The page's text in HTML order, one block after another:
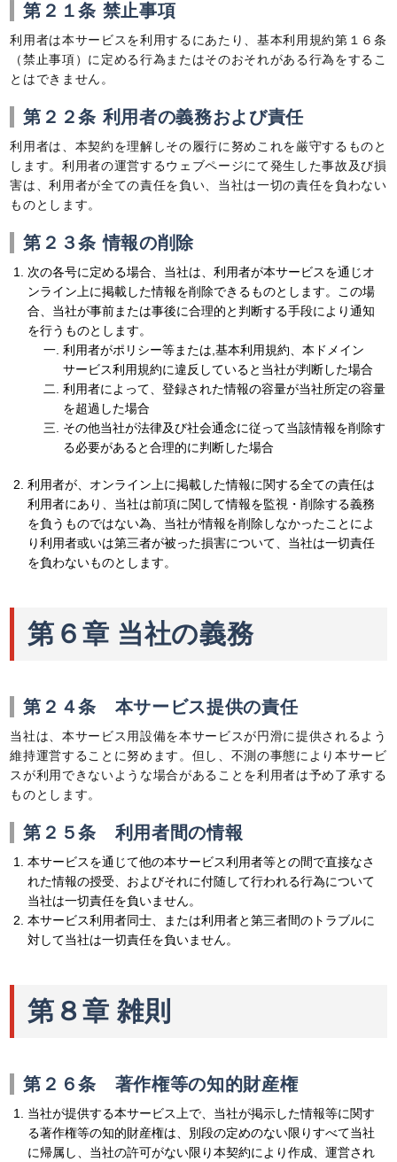
第２１条 禁止事項
利用者は本サービスを利用するにあたり、基本利用規約第１６条
（禁止事項）に定める行為またはそのおそれがある行為をするこ
とはできません。
第２２条 利用者の義務および責任
利用者は、本契約を理解しその履行に努めこれを厳守するものと
します。利用者の運営するウェブページにて発生した事故及び損
害は、利用者が全ての責任を負い、当社は一切の責任を負わない
ものとします。
第２３条 情報の削除
次の各号に定める場合、当社は、利用者が本サービスを通じオ
ンライン上に掲載した情報を削除できるものとします。この場
合、当社が事前または事後に合理的と判断する手段により通知
を行うものとします。
利用者がポリシー等または,基本利用規約、本ドメイン
サービス利用規約に違反していると当社が判断した場合
利用者によって、登録された情報の容量が当社所定の容量
を超過した場合
その他当社が法律及び社会通念に従って当該情報を削除す
る必要があると合理的に判断した場合
利用者が、オンライン上に掲載した情報に関する全ての責任は
利用者にあり、当社は前項に関して情報を監視・削除する義務
を負うものではない為、当社が情報を削除しなかったことによ
り利用者或いは第三者が被った損害について、当社は一切責任
を負わないものとします。
第６章 当社の義務
第２４条 本サービス提供の責任
当社は、本サービス用設備を本サービスが円滑に提供されるよう
維持運営することに努めます。但し、不測の事態により本サービ
スが利用できないような場合があることを利用者は予め了承する
ものとします。
第２５条 利用者間の情報
本サービスを通じて他の本サービス利用者等との間で直接なさ
れた情報の授受、およびそれに付随して行われる行為について
当社は一切責任を負いません。
本サービス利用者同士、または利用者と第三者間のトラブルに
対して当社は一切責任を負いません。
第８章 雑則
第２６条 著作権等の知的財産権
当社が提供する本サービス上で、当社が掲示した情報等に関す
る著作権等の知的財産権は、別段の定めのない限りすべて当社
に帰属し、当社の許可がない限り本契約により作成、運営され